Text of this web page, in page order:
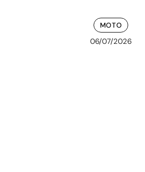
MOTO
06/07/2026